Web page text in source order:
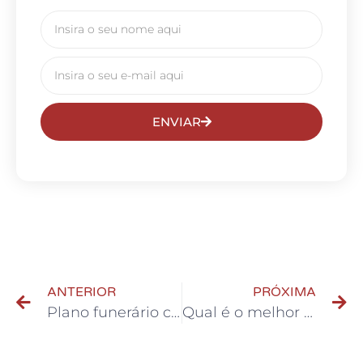
ENVIAR
ANTERIOR
Plano funerário cremação valor
PRÓXIMA
Qual é o melhor suplemento para Hipertrofia?